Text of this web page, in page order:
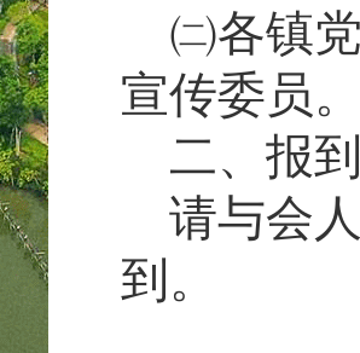
㈡各镇党
宣传委员。
二、报
请与会人
到。